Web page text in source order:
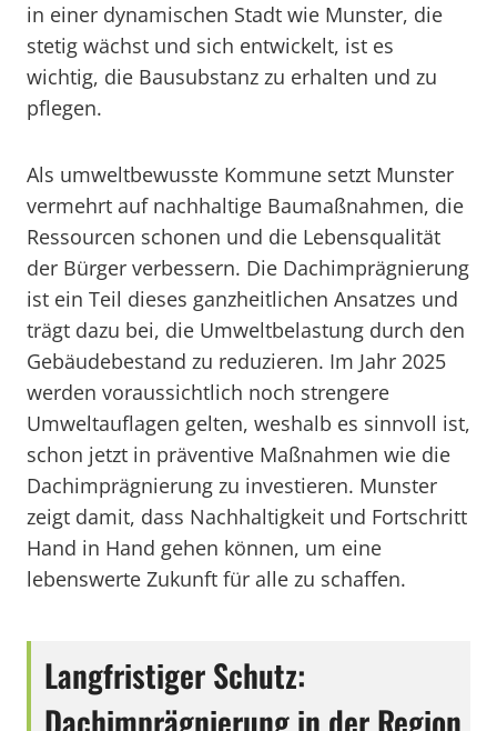
in einer dynamischen Stadt wie Munster, die
stetig wächst und sich entwickelt, ist es
wichtig, die Bausubstanz zu erhalten und zu
pflegen.
Als umweltbewusste Kommune setzt Munster
vermehrt auf nachhaltige Baumaßnahmen, die
Ressourcen schonen und die Lebensqualität
der Bürger verbessern. Die Dachimprägnierung
ist ein Teil dieses ganzheitlichen Ansatzes und
trägt dazu bei, die Umweltbelastung durch den
Gebäudebestand zu reduzieren. Im Jahr 2025
werden voraussichtlich noch strengere
Umweltauflagen gelten, weshalb es sinnvoll ist,
schon jetzt in präventive Maßnahmen wie die
Dachimprägnierung zu investieren. Munster
zeigt damit, dass Nachhaltigkeit und Fortschritt
Hand in Hand gehen können, um eine
lebenswerte Zukunft für alle zu schaffen.
Langfristiger Schutz:
Dachimprägnierung in der Region